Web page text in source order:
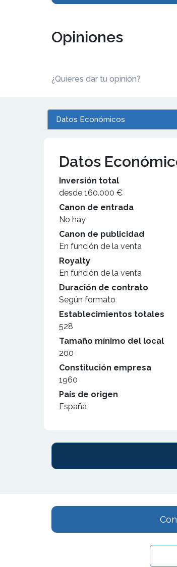
Opiniones
¿Quieres dar tu opinión?
Datos Económicos
Datos
Inversión total
desde 160.000 €
Canon de entrada
No hay
Canon de publicidad
En función de la venta
Royalty
En función de la venta
Duración de contrato
Según formato
Establecimientos totales
528
Tamaño mínimo del local
200
Constitución empresa
1960
País de origen
España